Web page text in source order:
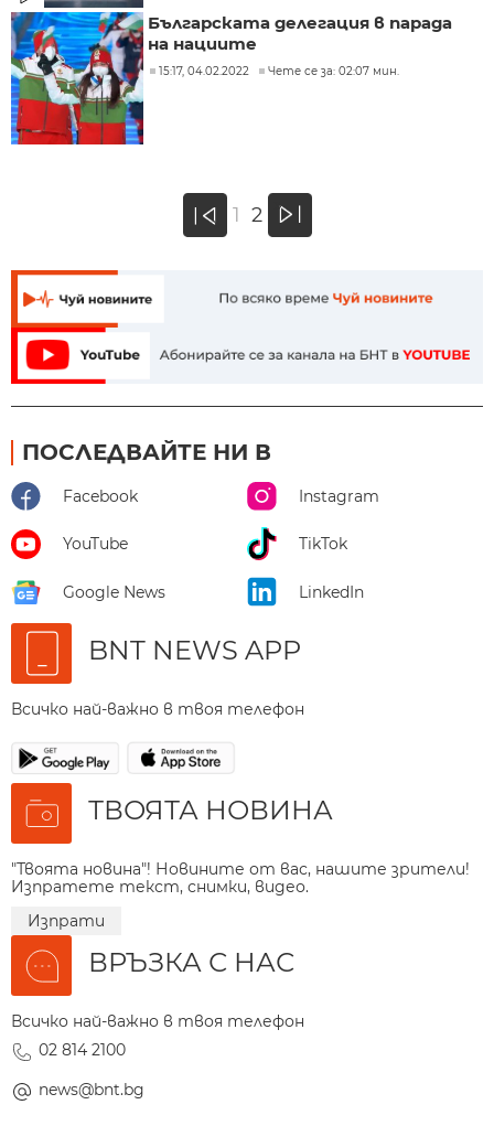
Българската делегация в парада
на нациите
15:17, 04.02.2022 Чете се за: 02:07 мин.
« 1 2 »
ПОСЛЕДВАЙТЕ НИ В
Facebook Instagram
YouTube TikTok
Google News LinkedIn
BNT NEWS APP
Всичко най-важно в твоя телефон
ТВОЯТА НОВИНА
"Твоята новина"! Новините от вас, нашите зрители!
Изпратете текст, снимки, видео.
Изпрати
ВРЪЗКА С НАС
Всичко най-важно в твоя телефон
02 814 2100
news@bnt.bg